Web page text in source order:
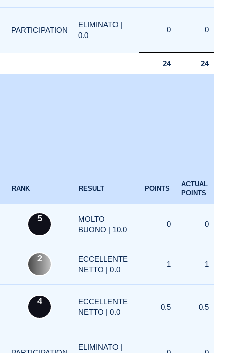
PARTICIPATION
ELIMINATO |
0.0
0 0
24 24
RANK RESULT POINTS
ACTUAL
POINTS
5
MOLTO
BUONO | 10.0
0 0
2
ECCELLENTE
NETTO | 0.0
1 1
4
ECCELLENTE
NETTO | 0.0
0.5 0.5
ELIMINATO |